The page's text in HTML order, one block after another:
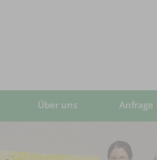
Über uns Anfrage